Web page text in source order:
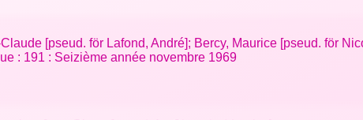
[pseud. för Lafond, André]; Bercy, Maurice [pseud. för
: 191 : Seizième année novembre 1969